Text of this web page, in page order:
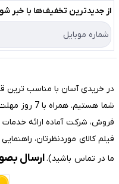
لیست محصولات
درباره ما
تماس با ما
حریم خصوصی
راهنما
از جدید‌ترین تخفیف‌ها با‌ خبر
در خریدی آسان با مناسب ترین
شما هستیم.
فروش، شرکت آماده ارائه
ما در تماس باشید).ارسال